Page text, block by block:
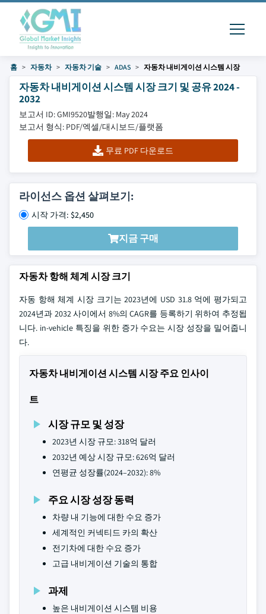
홈 자동차 자동차 기술 ADAS 자동차 내비게이션 시스템 시장
자동차 내비게이션 시스템 시장 크기 및 공유 2024 -
2032
보고서 ID: GMI9520발행일: May 2024
보고서 형식: PDF/엑셀/대시보드/플랫폼
무료 PDF 다운로드
라이선스 옵션 살펴보기:
시작 가격: $2,450
지금 구매
자동차 항해 체계 시장 크기
자동 항해 체계 시장 크기는 2023년에 USD 31.8 억에 평가되고
2024년과 2032 사이에서 8%의 CAGR를 등록하기 위하여 추정됩
니다. in-vehicle 특징을 위한 증가 수요는 시장 성장을 밀어줍니
다.
자동차 내비게이션 시스템 시장 주요 인사이
트
시장 규모 및 성장
2023년 시장 규모: 318억 달러
2032년 예상 시장 규모: 626억 달러
연평균 성장률(2024–2032): 8%
주요 시장 성장 동력
차량 내 기능에 대한 수요 증가
세계적인 커넥티드 카의 확산
전기차에 대한 수요 증가
고급 내비게이션 기술의 통합
과제
높은 내비게이션 시스템 비용